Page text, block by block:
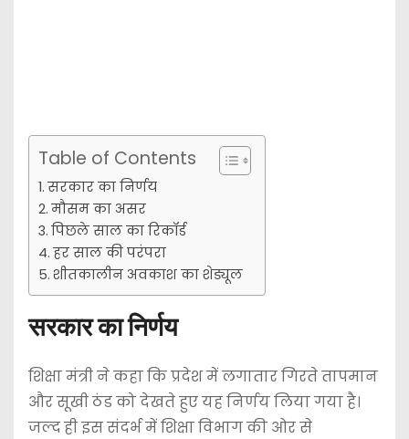
Table of Contents
सरकार का निर्णय
मौसम का असर
पिछले साल का रिकॉर्ड
हर साल की परंपरा
शीतकालीन अवकाश का शेड्यूल
सरकार का निर्णय
शिक्षा मंत्री ने कहा कि प्रदेश में लगातार गिरते तापमान
और सूखी ठंड को देखते हुए यह निर्णय लिया गया है।
जल्द ही इस संदर्भ में शिक्षा विभाग की ओर से